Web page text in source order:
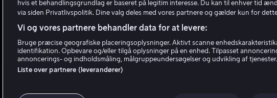
hvis et behandlingsgrundlag er baseret på legitim interesse. Du kan til enhver tid
via siden Privatlivspolitik. Dine valg deles med vores partnere og gælder kun for
Vi og vores partnere behandler data for at levere:
Bruge præcise geografiske placeringsoplysninger. Aktivt scanne
identifikation. Opbevare og/eller tilgå oplysninger på en enhed. Tilpasset
annoncerings- og indholdsmåling, målgruppeundersøgelser og udvikling af tjenester.
Liste over partnere (leverandører)